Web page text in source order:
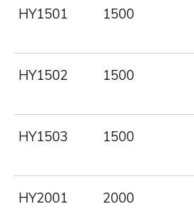
HY1501 1500
HY1502 1500
HY1503 1500
HY2001 2000